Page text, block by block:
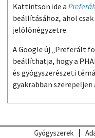
Kattintson ide a
beállításához, ahol
jelölőnégyzetre.
A Google új „Preferált
beállíthatja, hogy a
és gyógyszerészeti
gyakrabban
Gyógyszerek